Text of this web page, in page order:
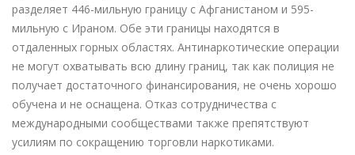
разделяет 446-мильную границу с Афганистаном и 595-
мильную с Ираном. Обе эти границы находятся в
отдаленных горных областях. Антинаркотические операции
не могут охватывать всю длину границ, так как полиция не
получает достаточного финансирования, не очень хорошо
обучена и не оснащена. Отказ сотрудничества с
международными сообществами также препятствуют
усилиям по сокращению торговли наркотиками.